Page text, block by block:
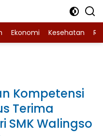
Ekonomi Kesehatan
Kompetensi
Terima
SMK Walingso